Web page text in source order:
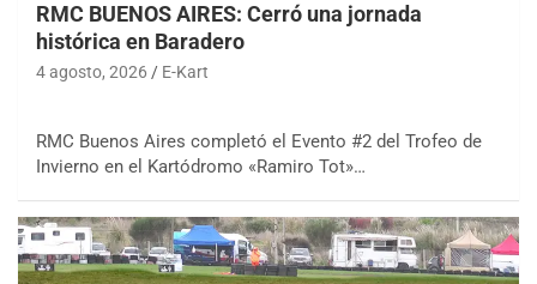
RMC BUENOS AIRES: Cerró una jornada
histórica en Baradero
4 agosto, 2026 E-Kart
RMC Buenos Aires completó el Evento #2 del Trofeo de
Invierno en el Kartódromo «Ramiro Tot»…